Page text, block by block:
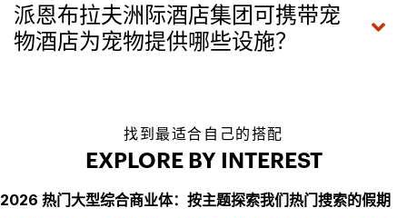
派恩布拉夫洲际酒店集团可携带宠
物酒店为宠物提供哪些设施？
找到最适合自己的搭配
EXPLORE BY INTEREST
2026 热门大型综合商业体：按主题探索我们热门搜索的假期